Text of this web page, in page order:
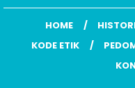
HOME
KODE ETIK